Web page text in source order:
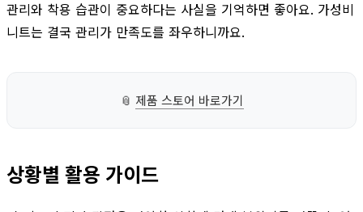
관리와 착용 습관이 중요하다는 사실을 기억하면 좋아요. 가성비
니트는 결국 관리가 만족도를 좌우하니까요.
📎 제품 스토어 바로가기
상황별 활용 가이드